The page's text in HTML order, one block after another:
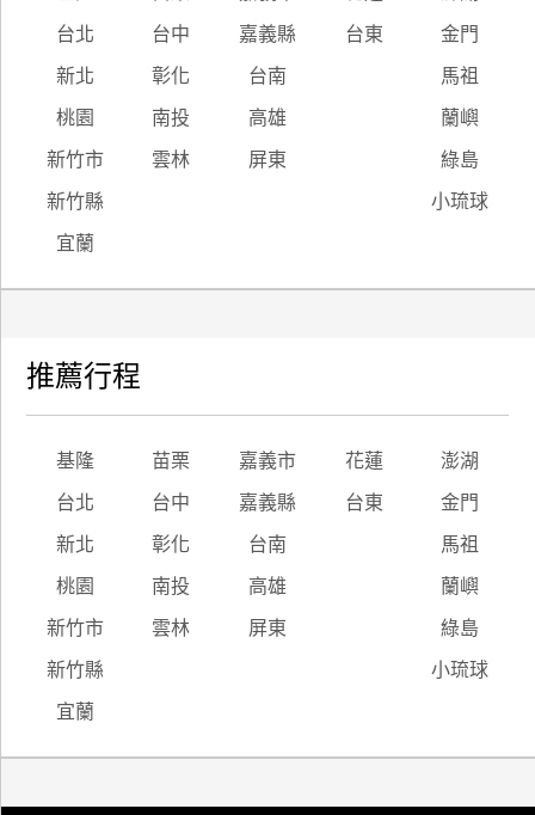
台北 台中 嘉義縣 台東 金門
新北 彰化 台南 馬祖
桃園 南投 高雄 蘭嶼
新竹市 雲林 屏東 綠島
新竹縣 小琉球
宜蘭
推薦行程
基隆 苗栗 嘉義市 花蓮 澎湖
台北 台中 嘉義縣 台東 金門
新北 彰化 台南 馬祖
桃園 南投 高雄 蘭嶼
新竹市 雲林 屏東 綠島
新竹縣 小琉球
宜蘭